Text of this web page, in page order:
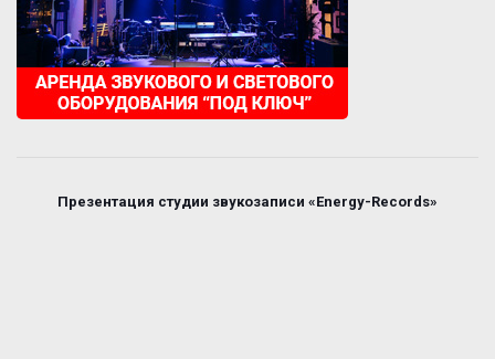
Презентация студии звукозаписи «Energy-Records»